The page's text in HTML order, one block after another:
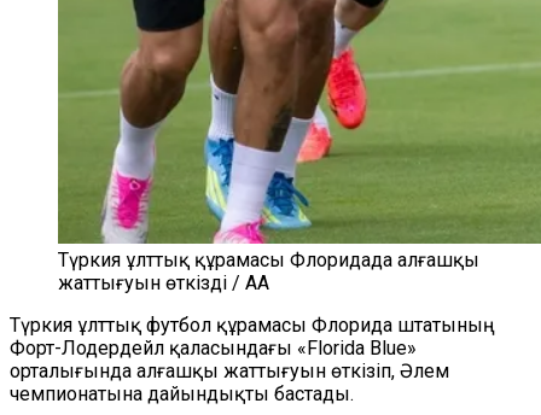
Түркия ұлттық құрамасы Флоридада алғашқы
жаттығуын өткізді / AA
Түркия ұлттық футбол құрамасы Флорида штатының
Форт-Лодердейл қаласындағы «Florida Blue»
орталығында алғашқы жаттығуын өткізіп, Әлем
чемпионатына дайындықты бастады.